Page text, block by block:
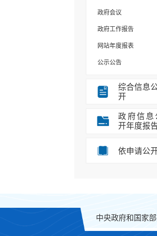
政府会议
政府工作报告
网站年度报表
公示公告
重大决策事项
部门信息公开目录
统计信息
办事统计
安全生产信息公开
环境保护信息公开
综合信息
开
政府信息
开年度报
依申请公
中央政府和国家